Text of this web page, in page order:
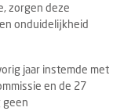
zorgen deze
onduidelijkheid
jaar instemde met
en de 27
geen